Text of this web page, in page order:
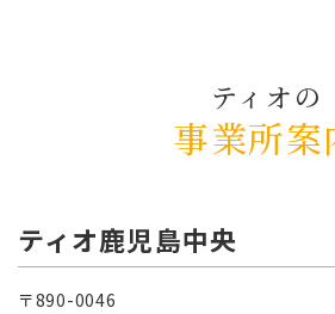
ティオの
事業所案
ティオ⿅児島中央
〒890-0046